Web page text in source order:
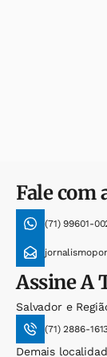
Fale com
(71) 99601-
AssineA
Salvador e
(71) 2886-
Demais